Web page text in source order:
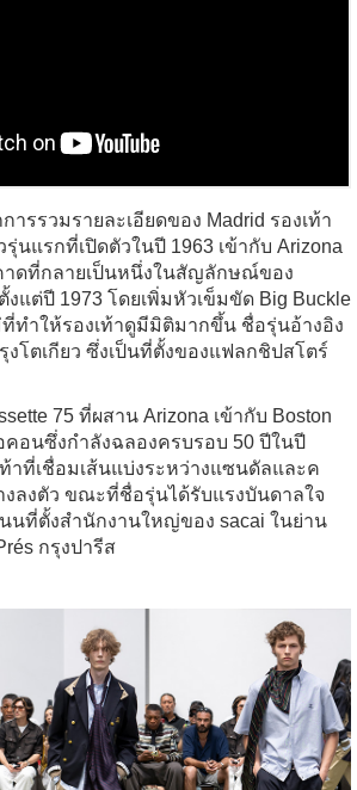
ารรวมรายละเอียดของ Madrid รองเท้า
นแรกที่เปิดตัวในปี 1963 เข้ากับ Arizona
าดที่กลายเป็นหนึ่งในสัญลักษณ์ของ
งแต่ปี 1973 โดยเพิ่มหัวเข็มขัด Big Buckle
ทำให้รองเท้าดูมีมิติมากขึ้น ชื่อรุ่นอ้างอิง
งโตเกียว ซึ่งเป็นที่ตั้งของแฟลกชิปสโตร์
75 ที่ผสาน Arizona เข้ากับ Boston
คอนซึ่งกำลังฉลองครบรอบ 50 ปีในปี
าที่เชื่อมเส้นแบ่งระหว่างแซนดัลและค
งลงตัว ขณะที่ชื่อรุ่นได้รับแรงบันดาลใจ
นนที่ตั้งสำนักงานใหญ่ของ sacai ในย่าน
กรุงปารีส